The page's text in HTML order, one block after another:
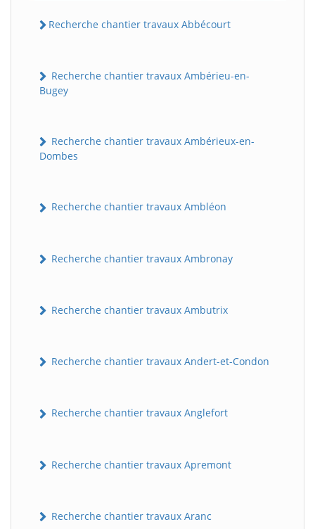
Recherche chantier travaux Abbécourt
Recherche chantier travaux Ambérieu-en-
Bugey
Recherche chantier travaux Ambérieux-en-
Dombes
Recherche chantier travaux Ambléon
Recherche chantier travaux Ambronay
Recherche chantier travaux Ambutrix
Recherche chantier travaux Andert-et-Condon
Recherche chantier travaux Anglefort
Recherche chantier travaux Apremont
Recherche chantier travaux Aranc